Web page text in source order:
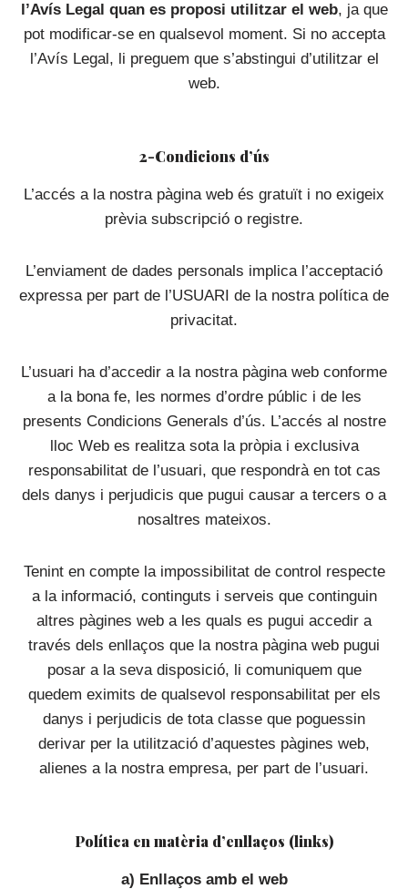
l’Avís Legal quan es proposi utilitzar el web, ja que
pot modificar-se en qualsevol moment. Si no accepta
l’Avís Legal, li preguem que s’abstingui d’utilitzar el
web.
2-Condicions d’ús
L’accés a la nostra pàgina web és gratuït i no exigeix
prèvia subscripció o registre.
L’enviament de dades personals implica l’acceptació
expressa per part de l’USUARI de la nostra política de
privacitat.
L’usuari ha d’accedir a la nostra pàgina web conforme
a la bona fe, les normes d’ordre públic i de les
presents Condicions Generals d’ús. L’accés al nostre
lloc Web es realitza sota la pròpia i exclusiva
responsabilitat de l’usuari, que respondrà en tot cas
dels danys i perjudicis que pugui causar a tercers o a
nosaltres mateixos.
Tenint en compte la impossibilitat de control respecte
a la informació, continguts i serveis que continguin
altres pàgines web a les quals es pugui accedir a
través dels enllaços que la nostra pàgina web pugui
posar a la seva disposició, li comuniquem que
quedem eximits de qualsevol responsabilitat per els
danys i perjudicis de tota classe que poguessin
derivar per la utilització d’aquestes pàgines web,
alienes a la nostra empresa, per part de l’usuari.
Política en matèria d’enllaços (links)
a) Enllaços amb el web